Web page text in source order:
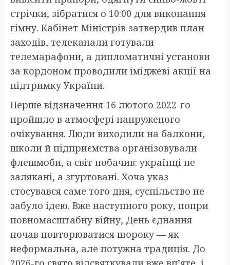
стрічки, зібратися о 10:00 для виконання
гімну. Кабінет Міністрів затвердив план
заходів, телеканали готували
телемарафони, а дипломатичні установи
за кордоном проводили іміджеві акції на
підтримку України.
Перше відзначення 16 лютого 2022-го
пройшло в атмосфері напруженого
очікування. Люди виходили на балкони,
школи й підприємства організовували
флешмоби, а світ побачив: українці не
залякані, а згуртовані. Хоча указ
стосувався саме того дня, суспільство не
забуло ідею. Вже наступного року, попри
повномасштабну війну, День єднання
почав повторюватися щороку — як
неформальна, але потужна традиція. До